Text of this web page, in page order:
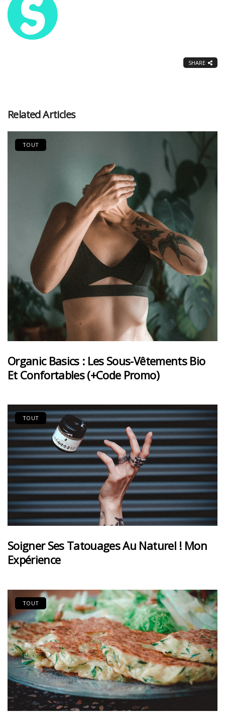
SHARE
Related Articles
TOUT
Organic Basics : Les Sous-Vêtements Bio
Et Confortables (+code Promo)
TOUT
Soigner Ses Tatouages Au Naturel ! Mon
Expérience
TOUT